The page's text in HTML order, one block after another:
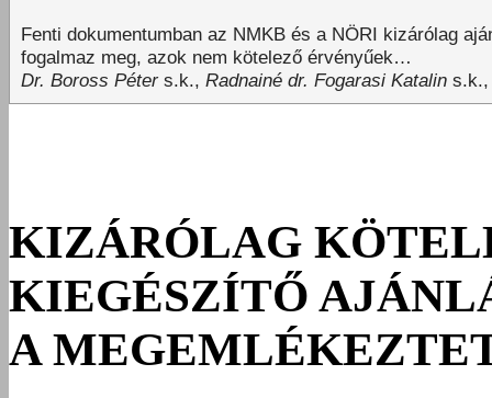
Fenti dokumentumban az NMKB és a NÖRI kizárólag
fogalmaz meg, azok nem kötelező érvényűek…
Dr. Boross Péters.k., Radnainé dr. Fogarasi Katalin s.k.,
KIZÁRÓLAG
KIEGÉSZÍTŐ
A